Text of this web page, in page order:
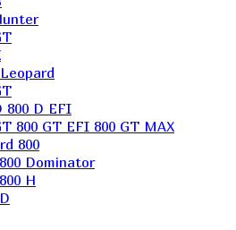
800 D EFI
800 GT EFI 800 GT MAX
800
Dominator
H